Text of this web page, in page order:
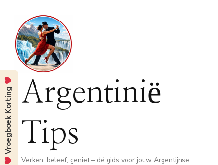
Argentinië
Tips
Verken, beleef, geniet – dé gids voor jouw Argentijnse
Vroegboek Korting